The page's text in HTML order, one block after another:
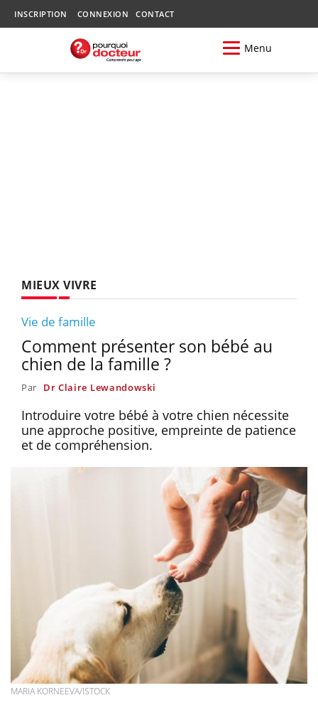
INSCRIPTION CONNEXION CONTACT
Menu
MIEUX VIVRE
Vie de famille
Comment présenter son bébé au
chien de la famille ?
Par Dr Claire Lewandowski
Introduire votre bébé à votre chien nécessite
une approche positive, empreinte de patience
et de compréhension.
MARIA KORNEEVA/ISTOCK